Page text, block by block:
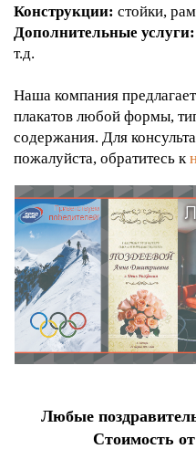
Конструкции: стойки,
Дополнительные услуги:
т.д.
Наша компания
плакатов любой формы,
содержания. Для
пожалуйста, обратитесь к
Любые
Стоимость